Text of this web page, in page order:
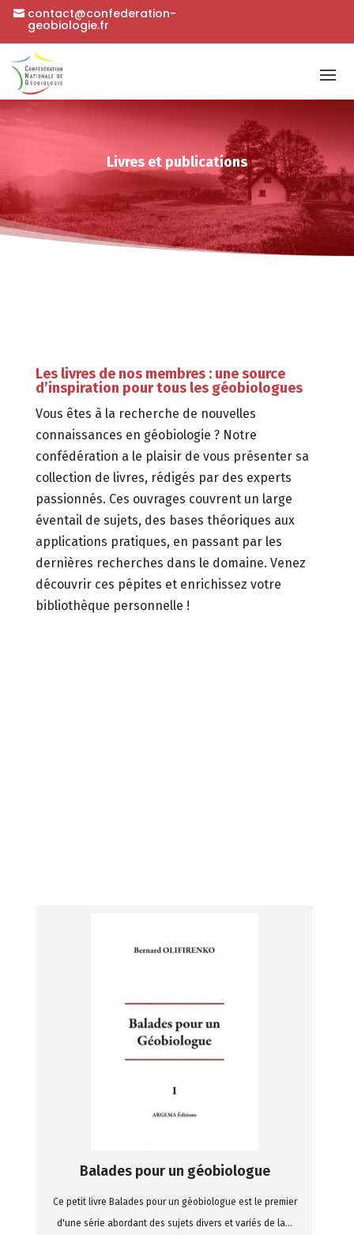
contact@confederation-
geobiologie.fr
Livres et publications
Les livres de nos membres :une source
d’inspiration pour tous les géobiologues
Vous êtes à la recherche de nouvelles
connaissances en géobiologie ?Notre
confédération a le plaisir de vous présenter sa
collection de livres, rédigés par des experts
passionnés. Ces ouvrages couvrent un large
éventail de sujets, des bases théoriques aux
applications pratiques, en passant par les
dernières recherches dans le domaine. Venez
découvrir ces pépites et enrichissez votre
bibliothèque personnelle !
Balades pour un géobiologue
Ce petit livre Balades pour un géobiologue est le premier
d'une série abordant des sujets divers et variés de la...